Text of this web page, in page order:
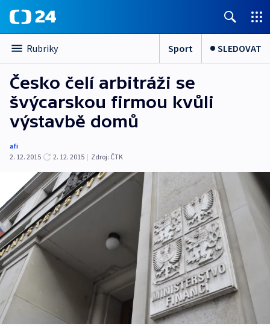
Rubriky Sport SLEDOVAT
Česko čelí arbitráži se
švýcarskou firmou kvůli
výstavbě domů
afi
2. 12. 2015
2. 12. 2015 | Zdroj: ČTK